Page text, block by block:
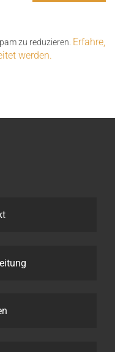
zu reduzieren. Erfahre,
werden.